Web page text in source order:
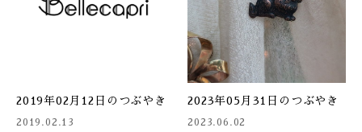
2019年02月12日のつぶやき
2019.02.13
2023年05月31日のつぶやき
2023.06.02